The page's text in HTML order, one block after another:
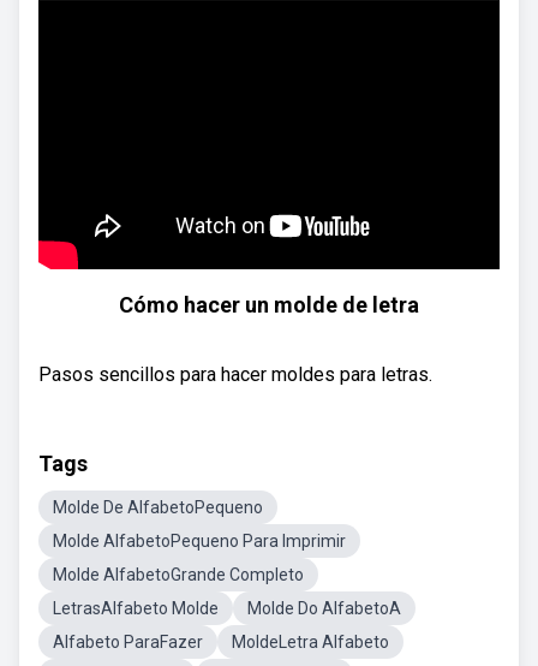
Cómo hacer un molde de letra
Pasos sencillos para hacer moldes para letras.
Tags
Molde De AlfabetoPequeno
Molde AlfabetoPequeno Para Imprimir
Molde AlfabetoGrande Completo
LetrasAlfabeto Molde
Molde Do AlfabetoA
Alfabeto ParaFazer
MoldeLetra Alfabeto